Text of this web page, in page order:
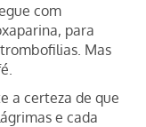
com
para
Mas
a certeza de que
e cada